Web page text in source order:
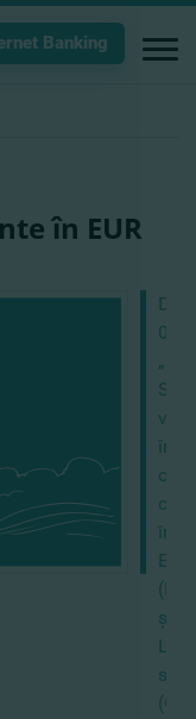
Banking
în EUR
Din
S.A.
va
în
Euro
şi
Lire